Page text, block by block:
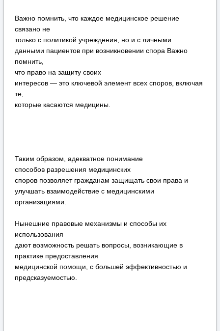
Важно помнить, что каждое медицинское решение
связано не
только с политикой учреждения, но и с личными
данными пациентов при возникновении спора Важно
помнить,
что право на защиту своих
интересов — это ключевой элемент всех споров, включая
те,
которые касаются медицины.
Таким образом, адекватное понимание
способов разрешения медицинских
споров позволяет гражданам защищать свои права и
улучшать взаимодействие с медицинскими
организациями.
Нынешние правовые механизмы и способы их
использования
дают возможность решать вопросы, возникающие в
практике предоставления
медицинской помощи, с большей эффективностью и
предсказуемостью.